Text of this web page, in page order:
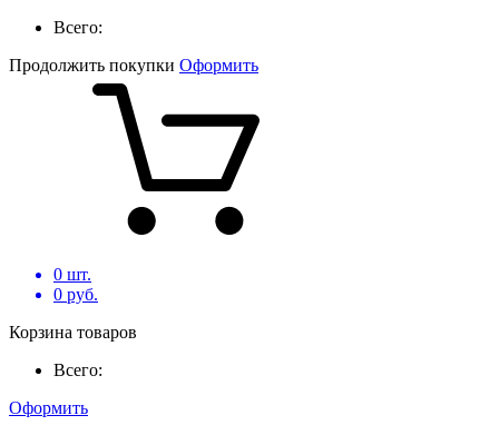
Всего:
Продолжить покупки Оформить
0 шт.
0 руб.
Корзина товаров
Всего:
Оформить